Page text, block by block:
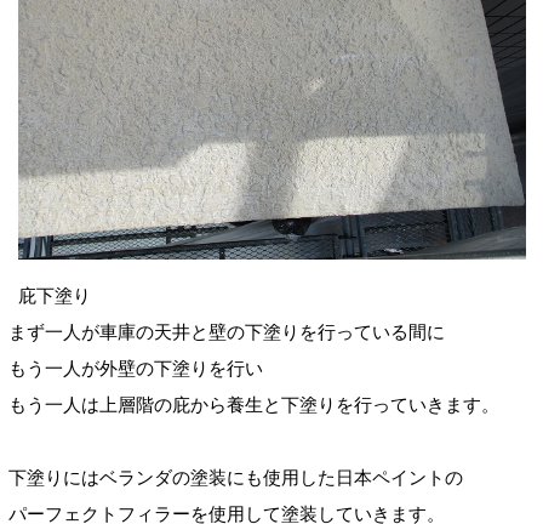
庇下塗り
まず一人が車庫の天井と壁の下塗りを行っている間に
もう一人が外壁の下塗りを行い
もう一人は上層階の庇から養生と下塗りを行っていきます。
下塗りにはベランダの塗装にも使用した日本ペイントの
パーフェクトフィラーを使用して塗装していきます。